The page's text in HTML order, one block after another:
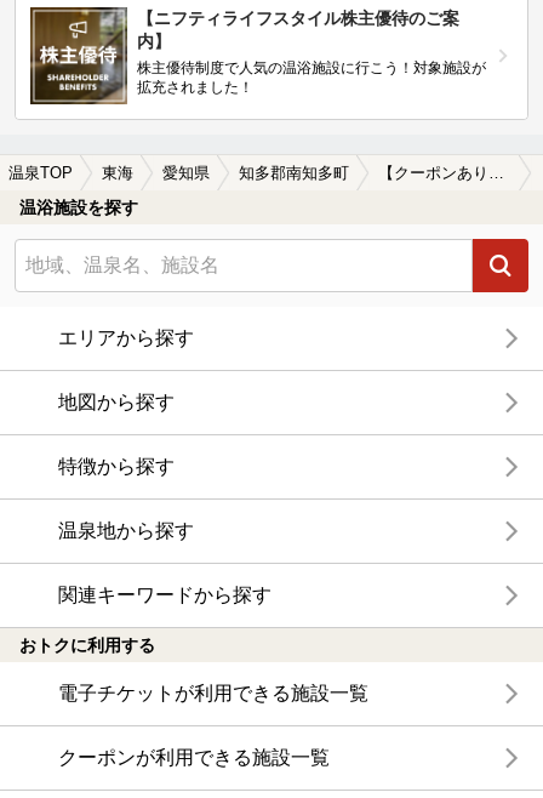
【ニフティライフスタイル株主優待のご案
内】
株主優待制度で人気の温浴施設に行こう！対象施設が
拡充されました！
温泉TOP 東海 愛知県 知多郡南知多町
温浴施設を探す
エリアから探す
地図から探す
特徴から探す
温泉地から探す
関連キーワードから探す
おトクに利用する
電子チケットが利用できる施設一覧
クーポンが利用できる施設一覧